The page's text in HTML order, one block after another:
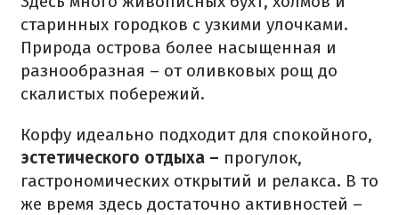
старинных городков с узкими улочками.
Природа острова более насыщенная и
разнообразная – от оливковых рощ до
скалистых побережий.
Корфу идеально подходит для спокойного,
эстетического отдыха – прогулок,
гастрономических открытий и релакса. В то
же время здесь достаточно активностей –